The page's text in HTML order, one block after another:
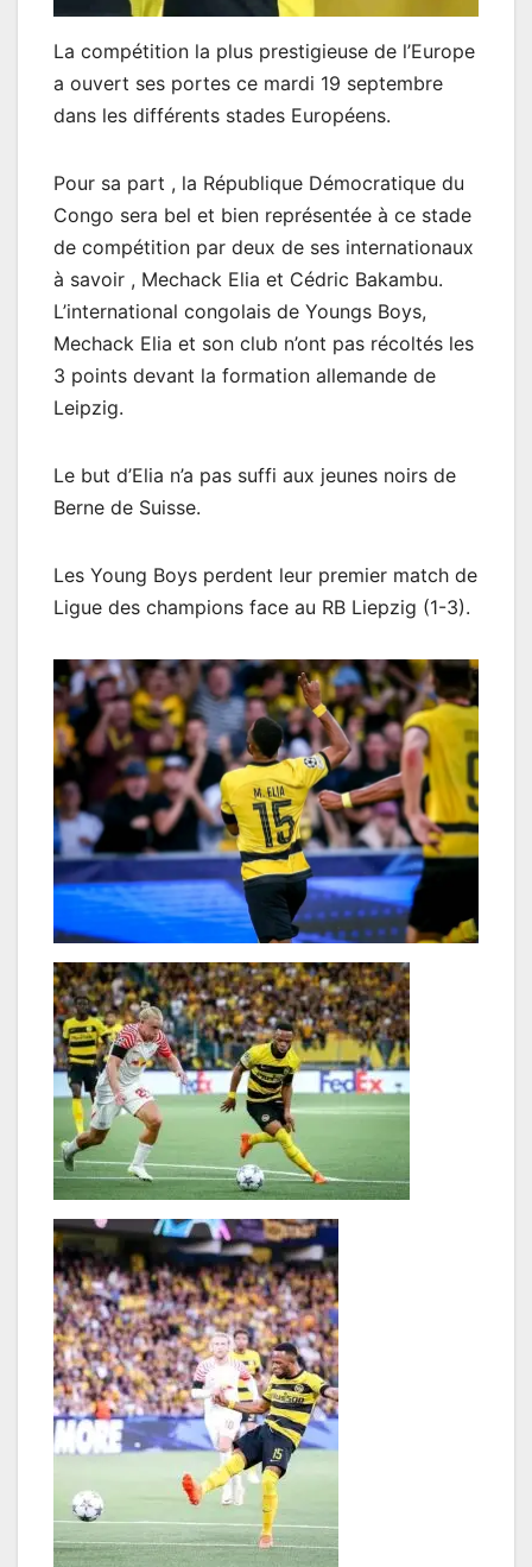
La compétition la plus prestigieuse de l’Europe
a ouvert ses portes ce mardi 19 septembre
dans les différents stades Européens.
Pour sa part , la République Démocratique du
Congo sera bel et bien représentée à ce stade
de compétition par deux de ses internationaux
à savoir , Mechack Elia et Cédric Bakambu.
L’international congolais de Youngs Boys,
Mechack Elia et son club n’ont pas récoltés les
3 points devant la formation allemande de
Leipzig.
Le but d’Elia n’a pas suffi aux jeunes noirs de
Berne de Suisse.
Les Young Boys perdent leur premier match de
Ligue des champions face au RB Liepzig (1-3).